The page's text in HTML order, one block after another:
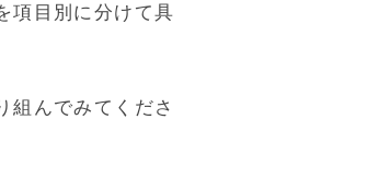
項目別に分けて具
組んでみてくださ